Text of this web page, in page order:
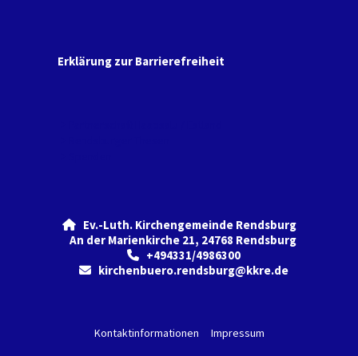
Erklärung zur Barrierefreiheit
Ev.-Luth. Kirchengemeinde Rendsburg
An der Marienkirche 21, 24768 Rendsburg
 +494331/4986300
 kirchenbuero.rendsburg@kkre.de
Kontaktinformationen Impressum